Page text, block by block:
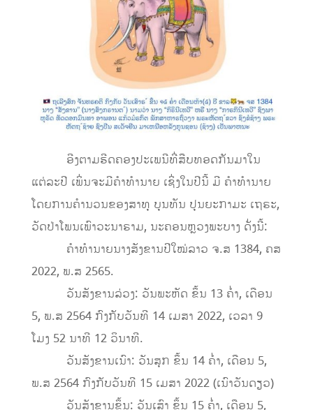
​ ອີງຕາມຮີດຄອງປະເພນີທີ່ສືບທອດກັນມາໃນ
ແຕ່ລະປີ ເພິ່ນຈະມີຄຳທຳນາຍ ເຊິ່ງໃນປີນີ້ ມີ ຄຳທຳນາຍ
ໂດຍການຄຳນວນຂອງສາທຸ ບຸນທັນ ປຸນຍະກາມະ ເຖຣະ,
ວັດປ່າໂພນເພົາວະນາຣາມ, ນະຄອນຫຼວງພະບາງ ດັ່ງນີ້:
ຄໍາທໍານາຍນາງສັງຂານປີໃໝ່ລາວ ຈ.ສ 1384, ຄສ
2022, ພ.ສ 2565.
ວັນສັງຂານລ່ວງ: ວັນພະຫັດ ຂຶ້ນ 13 ຄ່ຳ, ເດືອນ
5, ພ.ສ 2564 ກົງກັບວັນທີ 14 ເມສາ 2022, ເວລາ 9
ໂມງ 52 ນາທີ 12 ວິນາທີ.
ວັນສັງຂານເນົາ: ວັນສຸກ ຂຶ້ນ 14 ຄ່ຳ, ເດືອນ 5,
ພ.ສ 2564 ກົງກັບວັນທີ 15 ເມສາ 2022 (ເນົາວັນດຽວ)
ວັນສັງຂານຂຶ້ນ: ວັນເສົາ ຂຶ້ນ 15 ຄໍ່າ, ເດືອນ 5,